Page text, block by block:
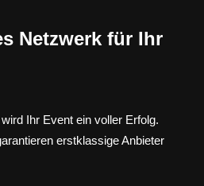
Netzwerk für Ihr
Ihr Event ein voller Erfolg.
erstklassige Anbieter